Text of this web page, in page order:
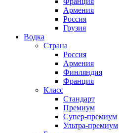
Армения
Россия
Грузия
Водка
Страна
Россия
Армения
Финляндия
Франция
Класс
Стандарт
Премиум
Супер-премиум
Ультра-премиум